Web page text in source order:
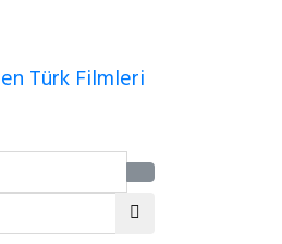
Türk Filmleri